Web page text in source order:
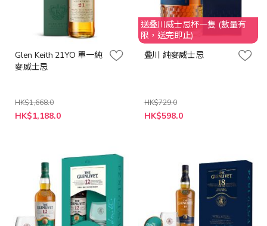
Glen Keith 21YO 單一純
麥威士忌
HK$1,668.0
特
殊
HK$1,188.0
送叠川威士忌杯一隻 (數量有
限，送完即止)
叠川 純麥威士忌
HK$729.0
特
殊
HK$598.0